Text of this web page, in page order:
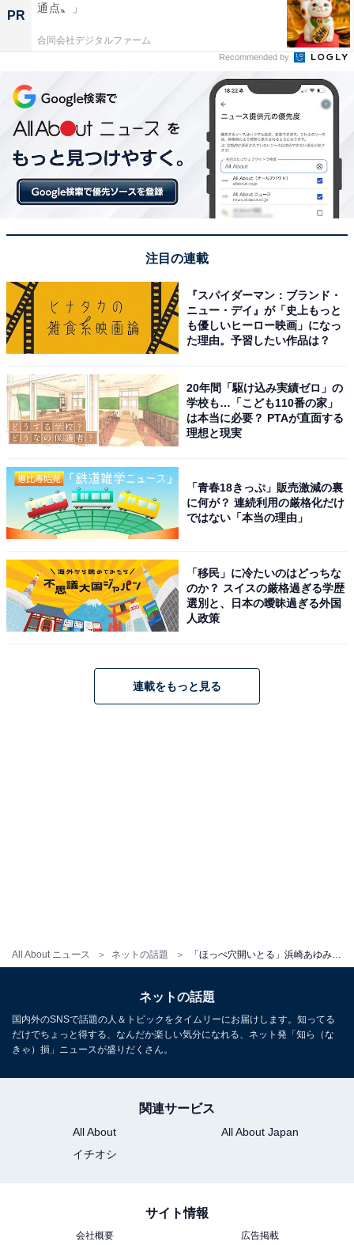
All About ニュース ネットの話題 「ほっぺ穴開いとる」浜崎あゆみ、衝撃!? ショット公開！ 「なかなかのくい込み」「ネイルの食い込み方」
PR
通点〟」
合同会社デジタルファーム
Recommended by
注目の連載
『スパイダーマン：ブランド・
ニュー・デイ』が「史上もっと
も優しいヒーロー映画」になっ
た理由。予習したい作品は？
20年間「駆け込み実績ゼロ」の
学校も…「こども110番の家」
は本当に必要？ PTAが直面する
理想と現実
「青春18きっぷ」販売激減の裏
に何が？ 連続利用の厳格化だけ
ではない「本当の理由」
「移民」に冷たいのはどっちな
のか？ スイスの厳格過ぎる学歴
選別と、日本の曖昧過ぎる外国
人政策
連載をもっと見る
ネットの話題
国内外のSNSで話題の人＆トピックをタイムリーにお届けします。知ってる
だけでちょっと得する、なんだか楽しい気分になれる、ネット発「知ら（な
きゃ）損」ニュースが盛りだくさん。
関連サービス
All About
All About Japan
イチオシ
サイト情報
会社概要 広告掲載